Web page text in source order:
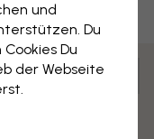
und
Du
Du
der Webseite